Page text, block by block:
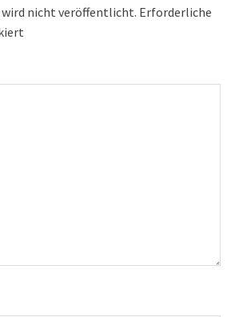
wird nicht veröffentlicht. Erforderliche